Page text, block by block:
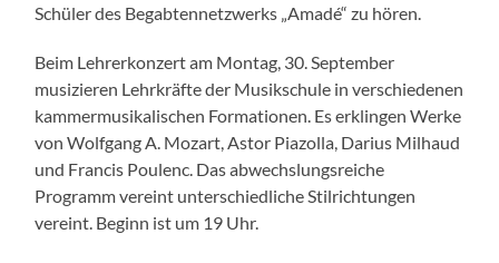
Schüler des Begabtennetzwerks „Amadé“ zu hören.
Beim Lehrerkonzert am Montag, 30. September
musizieren Lehrkräfte der Musikschule in verschiedenen
kammermusikalischen Formationen. Es erklingen Werke
von Wolfgang A. Mozart, Astor Piazolla, Darius Milhaud
und Francis Poulenc. Das abwechslungsreiche
Programm vereint unterschiedliche Stilrichtungen
vereint. Beginn ist um 19 Uhr.